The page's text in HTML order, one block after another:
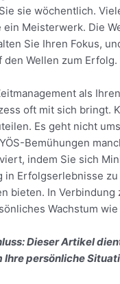
sie wöchentlich.
Meisterwerk. Die
Sie Ihren Fokus,
den Wellen zum Erfolg.
als
oft mit sich bringt.
Es geht nicht
Bemühungen
indem Sie sich
in Erfolgserlebnisse
bieten. In
Wachstum
Dieser Artikel
Ihre persönliche